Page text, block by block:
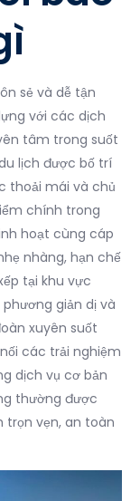
sẻ và dễ tận
với các dịch
tâm trong suốt
lịch được bố trí
thoải mái và chủ
chính trong
hoạt cùng cáp
nhàng, hạn chế
tại khu vực
giản dị và
xuyên suốt
các trải nghiệm
dịch vụ cơ bản
thường được
trọn vẹn, an toàn